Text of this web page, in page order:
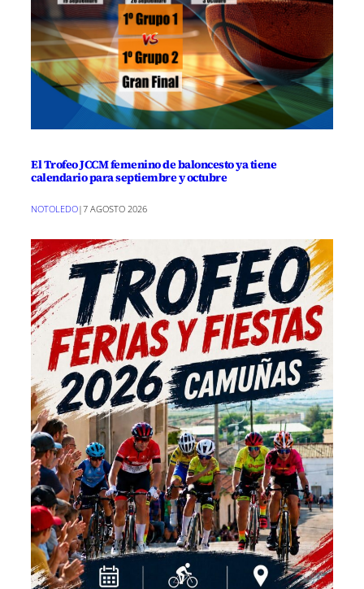
El Trofeo JCCM femenino de baloncesto ya tiene
calendario para septiembre y octubre
NOTOLEDO|7 AGOSTO 2026